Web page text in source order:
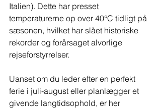
Italien). Dette har presset
temperaturerne op over 40°C tidligt på
sæsonen, hvilket har slået historiske
rekorder og forårsaget alvorlige
rejseforstyrrelser.
Uanset om du leder efter en perfekt
ferie i juli-august eller planlægger et
givende langtidsophold, er her